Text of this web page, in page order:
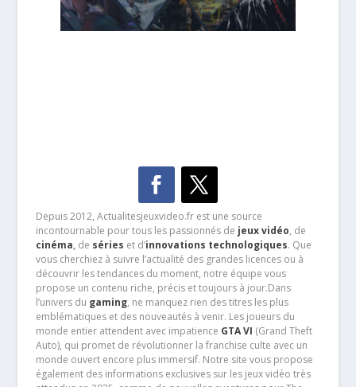
Depuis 2012, Actualitesjeuxvideo.fr est une source
incontournable pour tous les passionnés de jeux vidéo, de
cinéma,de séries et d’innovations technologiques. Que
vous cherchiez à suivre l’actualité des grandes licences ou à
découvrir les tendances du moment, notre équipe vous
propose un contenu riche, précis et toujours à jour.Dans
l’univers du gaming, ne manquez rien des titres les plus
emblématiques et des nouveautés à venir. Les joueurs du
monde entier attendent avec impatience GTA VI (Grand Theft
Auto), qui promet de révolutionner la franchise culte avec un
monde ouvert encore plus immersif. Notre site vous propose
également des informations exclusives sur les jeux vidéo très